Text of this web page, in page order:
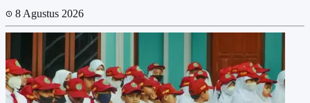
8 Agustus 2026